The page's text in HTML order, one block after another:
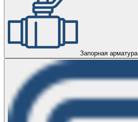
Запорная арматура